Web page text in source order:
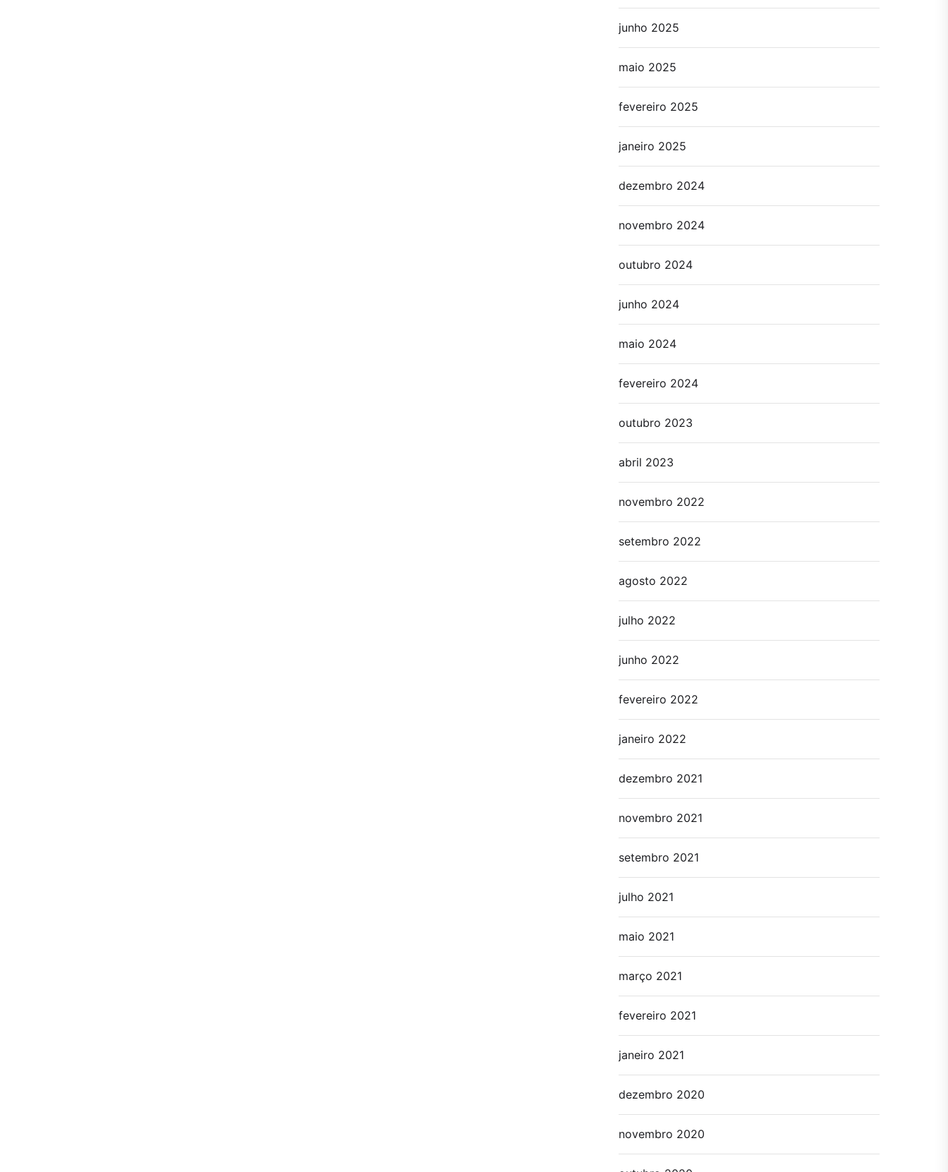
junho 2025
maio 2025
fevereiro 2025
janeiro 2025
dezembro 2024
novembro 2024
outubro 2024
junho 2024
maio 2024
fevereiro 2024
outubro 2023
abril 2023
novembro 2022
setembro 2022
agosto 2022
julho 2022
junho 2022
fevereiro 2022
janeiro 2022
dezembro 2021
novembro 2021
setembro 2021
julho 2021
maio 2021
março 2021
fevereiro 2021
janeiro 2021
dezembro 2020
novembro 2020